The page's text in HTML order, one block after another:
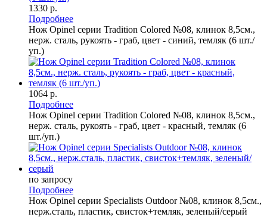
1330 р.
Подробнее
Нож Opinel серии Tradition Colored №08, клинок 8,5см.,
нерж. сталь, рукоять - граб, цвет - синий, темляк (6 шт./
уп.)
1064 р.
Подробнее
Нож Opinel серии Tradition Colored №08, клинок 8,5см.,
нерж. сталь, рукоять - граб, цвет - красный, темляк (6
шт./уп.)
по запросу
Подробнее
Нож Opinel серии Specialists Outdoor №08, клинок 8,5см.,
нерж.сталь, пластик, свисток+темляк, зеленый/серый